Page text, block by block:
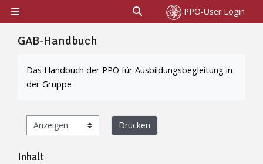
Zum Hauptinhalt
Website-Übersicht
Sucheingabe umschalten
PPÖ-User Login
GAB-Handbuch
Das Handbuch der PPÖ für Ausbildungsbegleitung in
der Gruppe
Drucken
Inhalt